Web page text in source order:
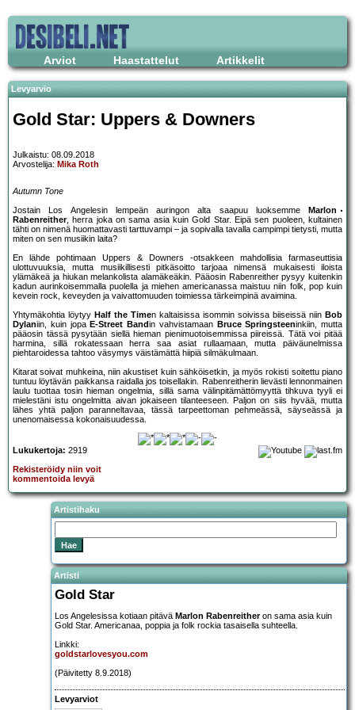
Arviot Haastattelut Artikkelit
Levyarvio
Gold Star: Uppers & Downers
Julkaistu: 08.09.2018
Arvostelija: Mika Roth
Autumn Tone
Jostain Los Angelesin lempeän auringon alta saapuu luoksemme
Marlon
Rabenreither, herra joka on sama asia kuin Gold Star. Eipä sen puoleen, kultainen
tähti on nimenä huomattavasti tarttuvampi – ja sopivalla tavalla campimpi tietysti, mutta
miten on sen musiikin laita?
En lähde pohtimaan Uppers & Downers -otsakkeen mahdollisia farmaseuttisia
ulottuvuuksia, mutta musiikillisesti pitkäsoitto tarjoaa nimensä mukaisesti iloista
ylämäkeä ja hiukan melankolista alamäkeäkin. Pääosin Rabenreither pysyy kuitenkin
kadun aurinkoisemmalla puolella ja miehen americanassa maistuu niin folk, pop kuin
kevein rock, keveyden ja vaivattomuuden toimiessa tärkeimpinä avaimina.
Yhtymäkohtia löytyy Half the Timen kaltaisissa isommin soivissa biiseissä niin Bob
Dylaniin, kuin jopa E-Street Bandin vahvistamaan Bruce Springsteeninkiin, mutta
pääosin tässä pysytään siellä hieman pienimuotoisemmissa piireissä. Tätä voi pitää
harmina, sillä rokatessaan herra saa asiat rullaamaan, mutta päiväunelmissa
piehtaroidessa tahtoo väsymys väistämättä hiipiä silmäkulmaan.
Kitarat soivat muhkeina, niin akustiset kuin sähköisetkin, ja myös rokisti soitettu piano
tuntuu löytävän paikkansa raidalla jos toisellakin. Rabenreitherin lievästi lennonmainen
laulu tuottaa tosin hieman ongelmia, sillä sama välinpitämättömyyttä tihkuva tyyli ei
mielestäni istu ongelmitta aivan jokaiseen tilanteeseen. Paljon on siis hyvää, mutta
lähes yhtä paljon paranneltavaa, tässä tarpeettoman pehmeässä, säyseässä ja
unenomaisessa kokonaisuudessa.
Lukukertoja: 2919
Rekisteröidy niin voit
kommentoida levyä
Artistihaku
Artisti
Gold Star
Los Angelesissa kotiaan pitävä Marlon Rabenreitheron sama asia kuin
Gold Star. Americanaa, poppia ja folk rockia tasaisella suhteella.
Linkki:
goldstarlovesyou.com
(Päivitetty 8.9.2018)
Levyarviot